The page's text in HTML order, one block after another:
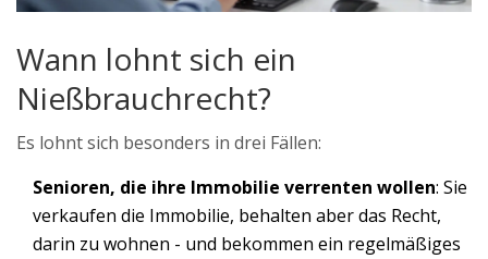
Wann lohnt sich ein
Nießbrauchrecht?
Es lohnt sich besonders in drei Fällen:
Senioren, die ihre Immobilie verrenten wollen: Sie
verkaufen die Immobilie, behalten aber das Recht,
darin zu wohnen - und bekommen ein regelmäßiges